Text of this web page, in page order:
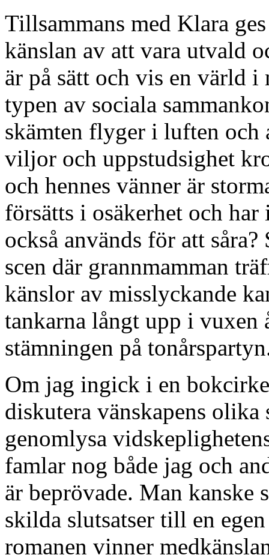
Tillsammans med Klara
känslan av att vara utvald
är på sätt och vis en värld
typen av sociala
skämten flyger i luften och
viljor och uppstudsighet
och hennes vänner är
försätts i osäkerhet och
också används för att
scen där grannmamman
känslor av misslyckande
tankarna långt upp i vuxen
stämningen på
Om jag ingick i en
diskutera vänskapens
genomlysa
famlar nog både jag och
är beprövade. Man kanske
skilda slutsatser till en
romanen vinner